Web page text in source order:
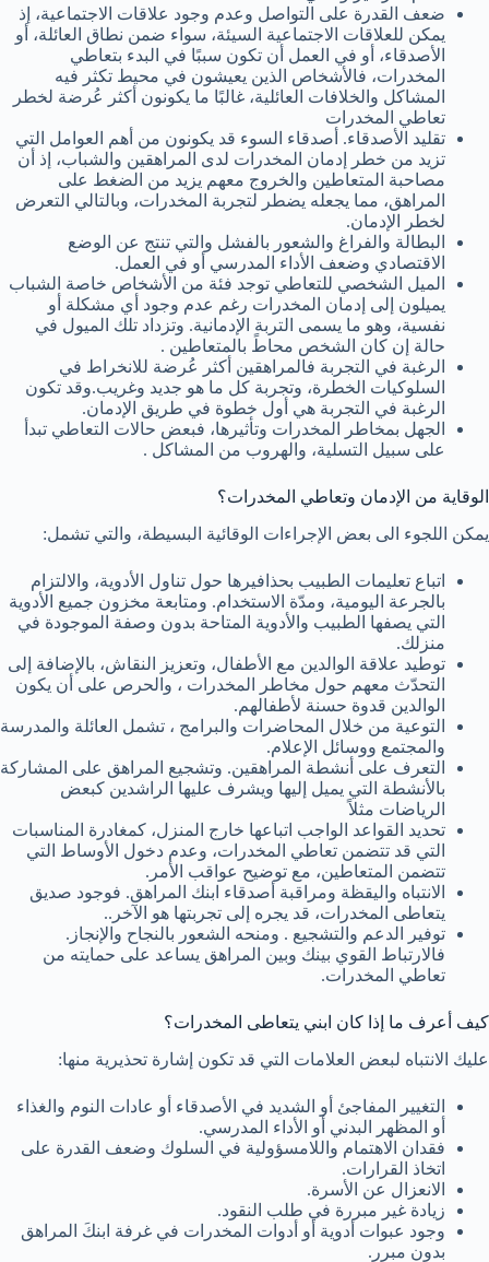
ضعف القدرة على التواصل وعدم وجود علاقات الاجتماعية، إذ
يمكن للعلاقات الاجتماعية السيئة، سواء ضمن نطاق العائلة، أو
الأصدقاء، أو في العمل أن تكون سببًا في البدء بتعاطي
المخدرات، فالأشخاص الذين يعيشون في محيط تكثر فيه
المشاكل والخلافات العائلية، غالبًا ما يكونون أكثر عُرضة لخطر
تعاطي المخدرات
تقليد الأصدقاء. أصدقاء السوء قد يكونون من أهم العوامل التي
تزيد من خطر إدمان المخدرات لدى المراهقين والشباب، إذ أن
مصاحبة المتعاطين والخروج معهم يزيد من الضغط على
المراهق، مما يجعله يضطر لتجربة المخدرات، وبالتالي التعرض
لخطر الإدمان.
البطالة والفراغ والشعور بالفشل والتي تنتج عن الوضع
الاقتصادي وضعف الأداء المدرسي أو في العمل.
الميل الشخصي للتعاطي توجد فئة من الأشخاص خاصة الشباب
يميلون إلى إدمان المخدرات رغم عدم وجود أي مشكلة أو
نفسية، وهو ما يسمى التربة الإدمانية. وتزداد تلك الميول في
حالة إن كان الشخص محاطً بالمتعاطين .
الرغبة في التجربة فالمراهقين أكثر عُرضة للانخراط في
السلوكيات الخطرة، وتجربة كل ما هو جديد وغريب.وقد تكون
الرغبة في التجربة هي أول خطوة في طريق الإدمان.
الجهل بمخاطر المخدرات وتأثيرها، فبعض حالات التعاطي تبدأ
على سبيل التسلية، والهروب من المشاكل .
الوقاية من الإدمان وتعاطي المخدرات؟
يمكن اللجوء الى بعض الإجراءات الوقائية البسيطة، والتي تشمل:
اتباع تعليمات الطبيب بحذافيرها حول تناول الأدوية، والالتزام
بالجرعة اليومية، ومدّة الاستخدام. ومتابعة مخزون جميع الأدوية
التي يصفها الطبيب والأدوية المتاحة بدون وصفة الموجودة في
منزلك.
توطيد علاقة الوالدين مع الأطفال، وتعزيز النقاش، بالإضافة إلى
التحدّث معهم حول مخاطر المخدرات ، والحرص على أن يكون
الوالدين قدوة حسنة لأطفالهم.
التوعية من خلال المحاضرات والبرامج ، تشمل العائلة والمدرسة
والمجتمع ووسائل الإعلام.
التعرف على أنشطة المراهقين. وتشجيع المراهق على المشاركة
بالأنشطة التي يميل إليها ويشرف عليها الراشدين كبعض
الرياضات مثلاً
تحديد القواعد الواجب اتباعها خارج المنزل، كمغادرة المناسبات
التي قد تتضمن تعاطي المخدرات، وعدم دخول الأوساط التي
تتضمن المتعاطين، مع توضيح عواقب الأمر.
الانتباه واليقظة ومراقبة أصدقاء ابنك المراهق. فوجود صديق
يتعاطى المخدرات، قد يجره إلى تجربتها هو الآخر..
توفير الدعم والتشجيع . ومنحه الشعور بالنجاح والإنجاز.
فالارتباط القوي بينك وبين المراهق يساعد على حمايته من
تعاطي المخدرات.
كيف أعرف ما إذا كان ابني يتعاطى المخدرات؟
عليك الانتباه لبعض العلامات التي قد تكون إشارة تحذيرية منها:
التغيير المفاجئ أو الشديد في الأصدقاء أو عادات النوم والغذاء
أو المظهر البدني أو الأداء المدرسي.
فقدان الاهتمام واللامسؤولية في السلوك وضعف القدرة على
اتخاذ القرارات.
الانعزال عن الأسرة.
زيادة غير مبررة في طلب النقود.
وجود عبوات أدوية أو أدوات المخدرات في غرفة ابنكَ المراهق
بدون مبرر.